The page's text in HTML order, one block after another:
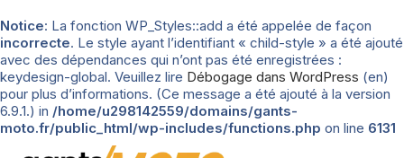
Notice: La fonction WP_Styles::add a été appelée de façon
incorrecte. Le style ayant l’identifiant « child-style » a été ajouté
avec des dépendances qui n’ont pas été enregistrées :
keydesign-global. Veuillez lire Débogage dans WordPress (en)
pour plus d’informations. (Ce message a été ajouté à la version
6.9.1.) in /home/u298142559/domains/gants-
moto.fr/public_html/wp-includes/functions.php on line 6131